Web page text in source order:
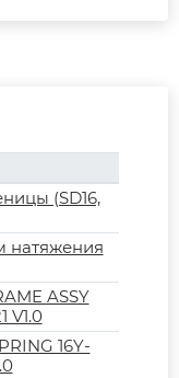
(SD16,
натяжения
ASSY
V1.0
16Y-